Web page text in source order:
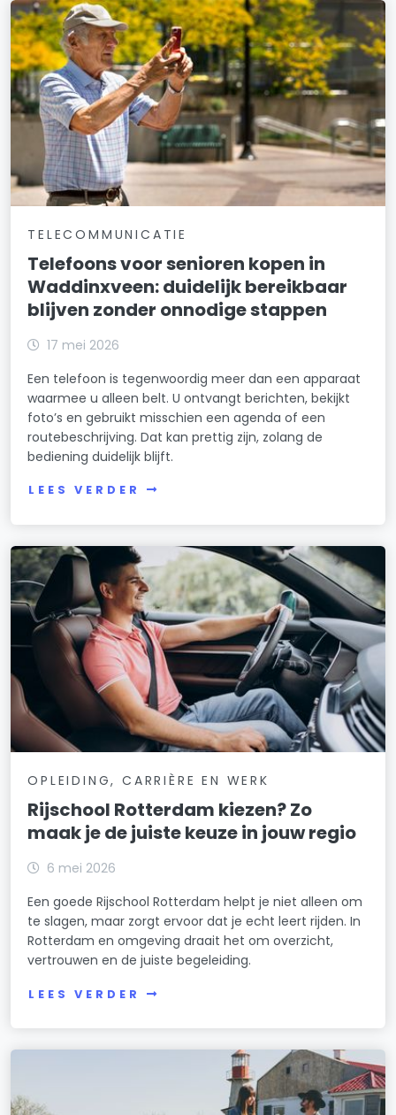
TELECOMMUNICATIE
Telefoons voor senioren kopen in
Waddinxveen: duidelijk bereikbaar
blijven zonder onnodige stappen
17 mei 2026
Een telefoon is tegenwoordig meer dan een apparaat
waarmee u alleen belt. U ontvangt berichten, bekijkt
foto’s en gebruikt misschien een agenda of een
routebeschrijving. Dat kan prettig zijn, zolang de
bediening duidelijk blijft.
LEES VERDER
OPLEIDING, CARRIÈRE EN WERK
Rijschool Rotterdam kiezen? Zo
maak je de juiste keuze in jouw regio
6 mei 2026
Een goede Rijschool Rotterdam helpt je niet alleen om
te slagen, maar zorgt ervoor dat je echt leert rijden. In
Rotterdam en omgeving draait het om overzicht,
vertrouwen en de juiste begeleiding.
LEES VERDER